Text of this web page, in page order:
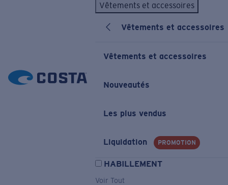
Vêtements et accessoires
Vêtements et accessoires
Vêtements et accessoires
Nouveautés
Les plus vendus
Liquidation PROMOTION
HABILLEMENT
Voir Tout